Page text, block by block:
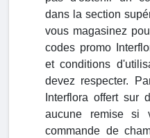
dans la section
vous magasinez
codes promo
et conditions
devez respecter.
Interflora offert sur
aucune remise si
commande de